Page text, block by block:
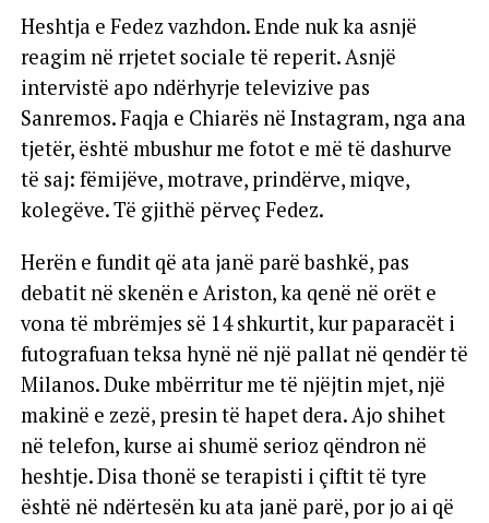
Heshtja e Fedez vazhdon. Ende nuk ka asnjë
reagim në rrjetet sociale të reperit. Asnjë
intervistë apo ndërhyrje televizive pas
Sanremos. Faqja e Chiarës në Instagram, nga ana
tjetër, është mbushur me fotot e më të dashurve
të saj: fëmijëve, motrave, prindërve, miqve,
kolegëve. Të gjithë përveç Fedez.
Herën e fundit që ata janë parë bashkë, pas
debatit në skenën e Ariston, ka qenë në orët e
vona të mbrëmjes së 14 shkurtit, kur paparacët i
futografuan teksa hynë në një pallat në qendër të
Milanos. Duke mbërritur me të njëjtin mjet, një
makinë e zezë, presin të hapet dera. Ajo shihet
në telefon, kurse ai shumë serioz qëndron në
heshtje. Disa thonë se terapisti i çiftit të tyre
është në ndërtesën ku ata janë parë, por jo ai që